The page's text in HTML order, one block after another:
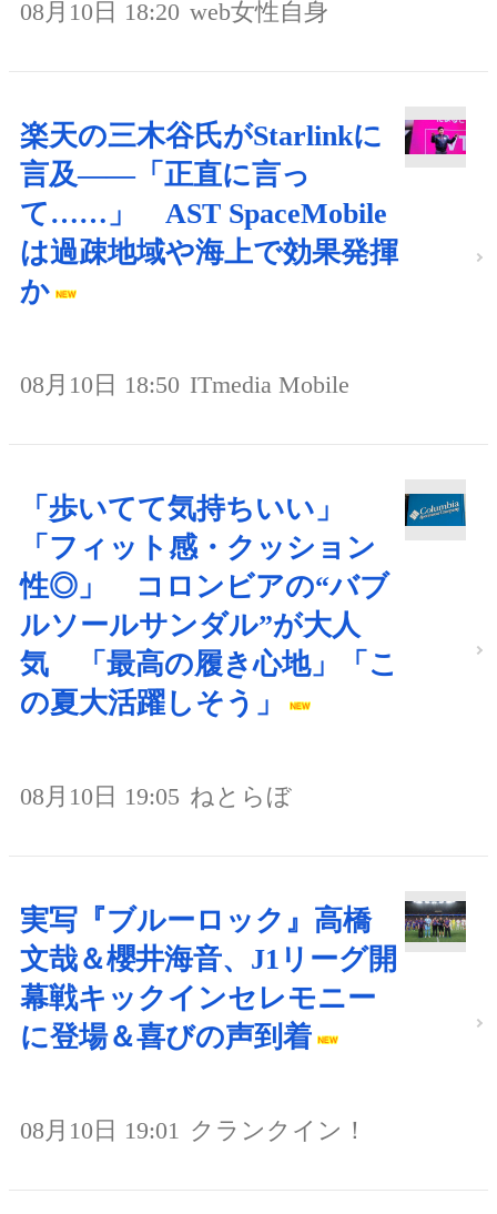
08月10日 18:20 web女性自身
楽天の三木谷氏がStarlinkに
言及――「正直に言っ
て……」 AST SpaceMobile
は過疎地域や海上で効果発揮
か
08月10日 18:50 ITmedia Mobile
「歩いてて気持ちいい」
「フィット感・クッション
性◎」 コロンビアの“バブ
ルソールサンダル”が大人
気 「最高の履き心地」「こ
の夏大活躍しそう」
08月10日 19:05 ねとらぼ
実写『ブルーロック』高橋
文哉＆櫻井海音、J1リーグ開
幕戦キックインセレモニー
に登場＆喜びの声到着
08月10日 19:01 クランクイン！